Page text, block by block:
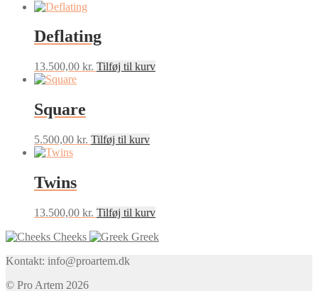
Deflating
13.500,00 kr. Tilføj til kurv
Square
5.500,00 kr. Tilføj til kurv
Twins
13.500,00 kr. Tilføj til kurv
Cheeks
Greek
Kontakt: info@proartem.dk
© Pro Artem 2026